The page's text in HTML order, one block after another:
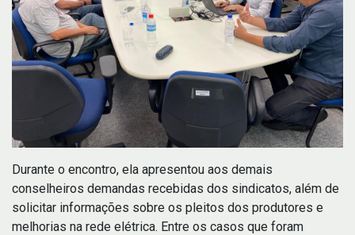
Durante o encontro, ela apresentou aos demais
conselheiros demandas recebidas dos sindicatos, além de
solicitar informações sobre os pleitos dos produtores e
melhorias na rede elétrica. Entre os casos que foram